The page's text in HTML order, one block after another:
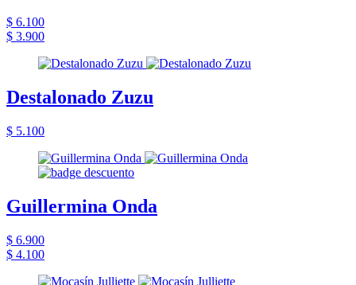
$ 6.100
$ 3.900
Destalonado Zuzu
$ 5.100
Guillermina Onda
$ 6.900
$ 4.100